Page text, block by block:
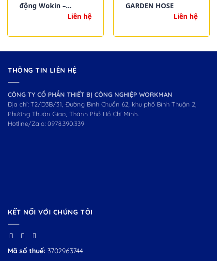
động Wokin –
AUTOMATIC HOSELiên hệ
GARDEN HOSE
Liên hệ
THÔNG TIN LIÊN HỆ
CÔNG TY CỔ PHẦN THIẾT BỊ CÔNG NGHIỆP WORKMAN
Địa chỉ: T2/D3B/31, Đường Bình Chuẩn 62, khu phố Bình Thuận 2,
Phường Thuận Giao, Thành Phố Hồ Chí Minh.
Hotline/Zalo: 0978.390.339
KẾT NỐI VỚI CHÚNG TÔI
Mã số thuế: 3702963744